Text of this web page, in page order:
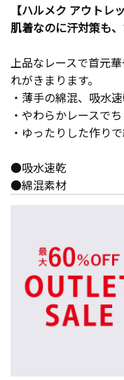
【ハルメク アウトレ
肌着なのに汗対策も
上品なレースで首元
れがきまります。
・薄手の綿混、吸水
・やわらかレースで
・ゆったりした作り
●吸水速乾
●綿混素材